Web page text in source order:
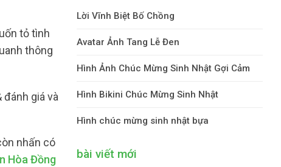
tỏ tình
thông
giá và
nhấn có
Hòa Đồng
Lời Vĩnh Biệt Bố Chồng
Avatar Ảnh Tang Lễ Đen
Hình Ảnh Chúc Mừng Sinh Nhật Gợi Cảm
Hình Bikini Chúc Mừng Sinh Nhật
Hình chúc mừng sinh nhật bựa
bài viết mới